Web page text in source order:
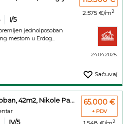
I/5
jednoiposoban
mestom u Erdog...
2.575 €/m2
24.04.2025.
Sačuvaj
42m2, Nikole Pa...
IV/5
65.000 €
+ PDV
2